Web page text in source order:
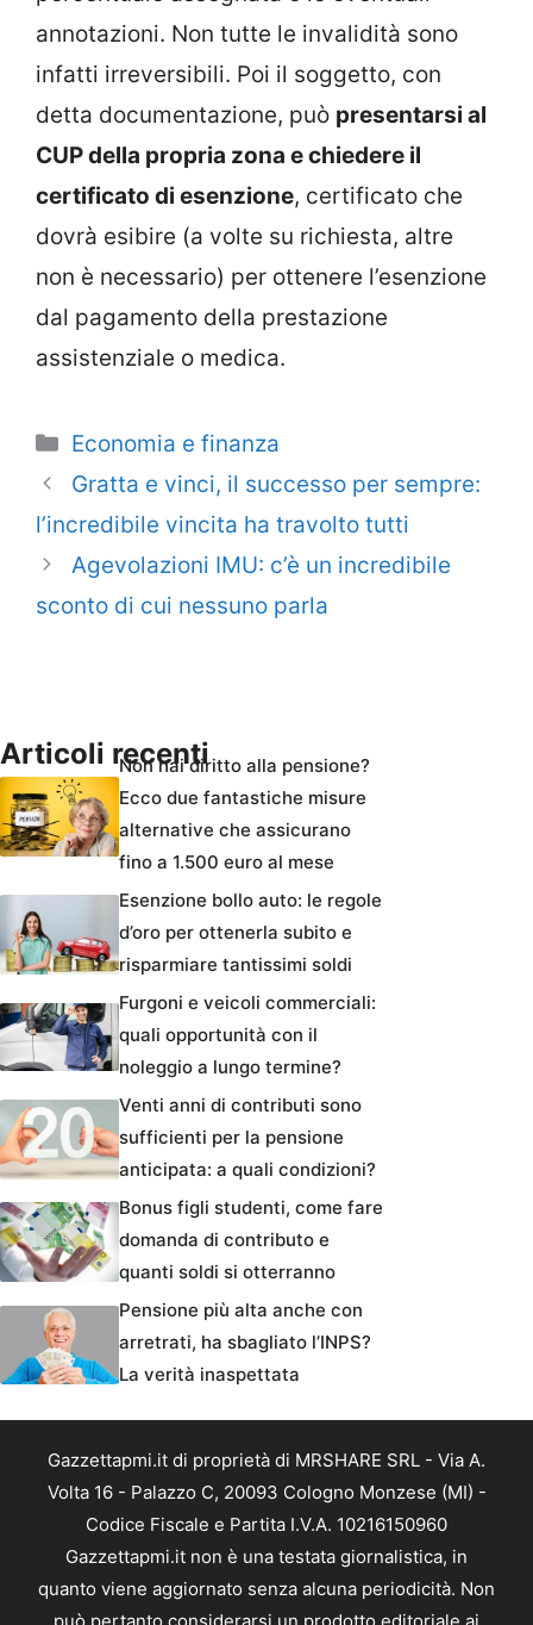
annotazioni. Non tutte le invalidità sono
infatti irreversibili. Poi il soggetto, con
detta documentazione, può presentarsi al
CUP della propria zona e chiedere il
certificato di esenzione, certificato che
dovrà esibire (a volte su richiesta, altre
non è necessario) per ottenere l’esenzione
dal pagamento della prestazione
assistenziale o medica.
Categorie
Economia e finanza
Gratta e vinci, il successo per sempre:
l’incredibile vincita ha travolto tutti
Agevolazioni IMU: c’è un incredibile
sconto di cui nessuno parla
Articoli recentiNon hai diritto alla pensione?
Ecco due fantastiche misure
alternative che assicurano
fino a 1.500 euro al mese
Esenzione bollo auto: le regole
d’oro per ottenerla subito e
risparmiare tantissimi soldi
Furgoni e veicoli commerciali:
quali opportunità con il
noleggio a lungo termine?
Venti anni di contributi sono
sufficienti per la pensione
anticipata: a quali condizioni?
Bonus figli studenti, come fare
domanda di contributo e
quanti soldi si otterranno
Pensione più alta anche con
arretrati, ha sbagliato l’INPS?
La verità inaspettata
Gazzettapmi.it di proprietà di MRSHARE SRL - Via A.
Volta 16 - Palazzo C, 20093 Cologno Monzese (MI) -
Codice Fiscale e Partita I.V.A. 10216150960
Gazzettapmi.it non è una testata giornalistica, in
quanto viene aggiornato senza alcuna periodicità. Non